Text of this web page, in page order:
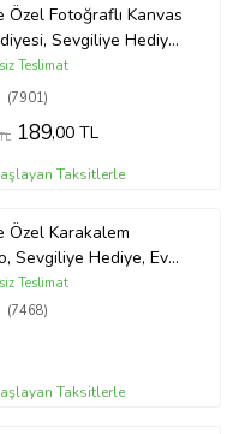
Malzeme
hiçbir katkı
ph'li
boyunca
kanvas
Baskı
Özel Fotoğraflı Kanvas
Sevgiliye Hediye,
(7901)
Teslimat
189,00 TL
Taksitlerle
Özel Karakalem
Sevgiliye Hediye, Ev
Hediye
(7468)
Teslimat
Taksitlerle